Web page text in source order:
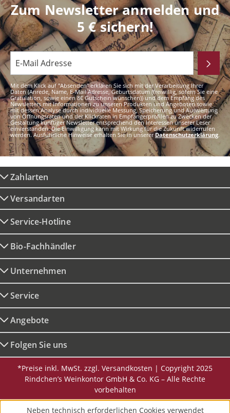
Zum Newsletter anmelden und
5 € sichern!
Mit dem Klick auf "Absenden" erklären Sie sich mit der Verarbeitung Ihrer
Daten (Anrede, Name, E-Mail Adresse, Geburtsdatum (freiwillig, sofern Sie eine
Gratulation, sowie einen 8€ Gutschein wünschen)) und dem Empfang des
Newsletters mit Informationen zu unseren Produkten und Angeboten sowie
mit dessen Analyse durch individuelle Messung, Speicherung und Auswertung
von Öffnungsraten und der Klickraten in Empfängerprofilen zu Zwecken der
Gestaltung künftiger Newsletter entsprechend den Interessen unserer Leser
einverstanden. Die Einwilligung kann mit Wirkung für die Zukunft widerrufen
werden. Ausführliche Hinweise erhalten Sie in unsererDatenschutzerklärung.
Zahlarten
Versandarten
Service-Hotline
Bio-Fachhändler
Unternehmen
Service
Angebote
Folgen Sie uns
*Preise inkl. MwSt. zzgl. Versandkosten | Copyright 2025
Rindchen’s Weinkontor GmbH & Co. KG – Alle Rechte
vorbehalten
Neben technisch erforderlichen Cookies verwendet